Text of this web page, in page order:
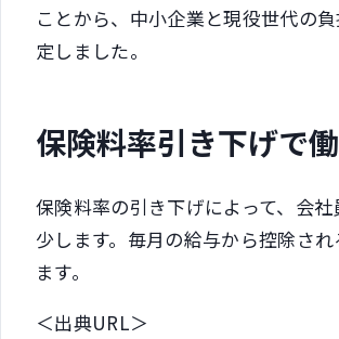
ことから、中小企業と現役世代の
定しました。
保険料率引き下げで
保険料率の引き下げによって、会
少します。毎月の給与から控除さ
ます。
＜出典URL＞